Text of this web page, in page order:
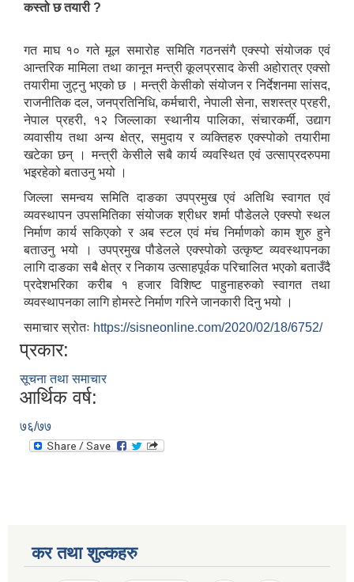
कस्तो छ तयारी ?
गत माघ १० गते मूल समारोह समिति गठनसंगै एक्स्पो संयोजक एवं
आन्तरिक मामिला तथा कानून मन्त्री कूलप्रसाद केसी अहोरात्र एक्सो
तयारीमा जुट्नु भएको छ । मन्त्री केसीको संयोजन र निर्देशनमा सांसद,
राजनीतिक दल, जनप्रतिनिधि, कर्मचारी, नेपाली सेना, सशस्त्र प्रहरी,
नेपाल प्रहरी, १२ जिल्लाका स्थानीय पालिका, संचारकर्मी, उद्याग
व्यवासीय तथा अन्य क्षेत्र, समुदाय र व्यक्तिहरु एक्स्पोको तयारीमा
खटेका छन् । मन्त्री केसीले सबै कार्य व्यवस्थित एवं उत्साप्रदरुपमा
भइरहेको बताउनु भयो ।
जिल्ला समन्वय समिति दाङका उपप्रमुख एवं अतिथि स्वागत एवं
व्यवस्थापन उपसमितिका संयोजक श्रीधर शर्मा पौडेलले एक्स्पो स्थल
निर्माण कार्य सकिएको र अब स्टल एवं मंच निर्माणको काम शुरु हुने
बताउनु भयो । उपप्रमुख पौडेलले एक्स्पोको उत्कृष्ट व्यवस्थापनका
लागि दाङका सबै क्षेत्र र निकाय उत्साहपूर्वक परिचालित भएको बताउँदै
प्रदेशभरिका करीब १ हजार विशिष्ट पाहुनाहरुको स्वागत तथा
व्यवस्थापनका लागि होमस्टे निर्माण गरिने जानकारी दिनु भयो ।
समाचार स्रोतः https://sisneonline.com/2020/02/18/6752/
प्रकार:
सूचना तथा समाचार
आर्थिक वर्ष:
७६/७७
कर तथा शुल्कहरु